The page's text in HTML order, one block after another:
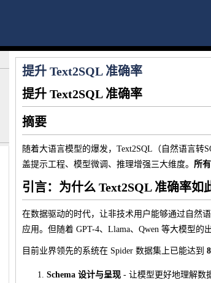
提升 Text2SQL 准确率
提升 Text2SQL 准确率
摘要
随着大语言模型的爆发，Text2SQL（自然语言
盖提示工程、模型微调、推理增强三大维度。 所
引言：为什么 Text2SQL 准确率如
在数据驱动的时代，让非技术用户能够通过自然
应用。但随着 GPT-4、Llama、Qwen 等大模型的
目前业界领先的系统在 Spider 数据集上已能达到
Schema 设计与呈现 - 让模型更好地理解数